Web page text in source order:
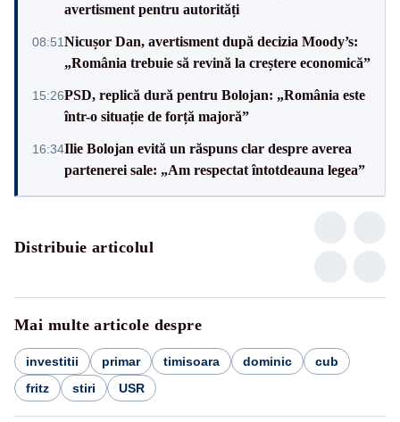
avertisment pentru autorități
08:51Nicușor Dan, avertisment după decizia Moody’s:
„România trebuie să revină la creștere economică”
15:26PSD, replică dură pentru Bolojan: „România este
într-o situație de forță majoră”
16:34Ilie Bolojan evită un răspuns clar despre averea
partenerei sale: „Am respectat întotdeauna legea”
Distribuie articolul
Mai multe articole despre
investitii primar timisoara dominic
cub
fritz
stiri USR